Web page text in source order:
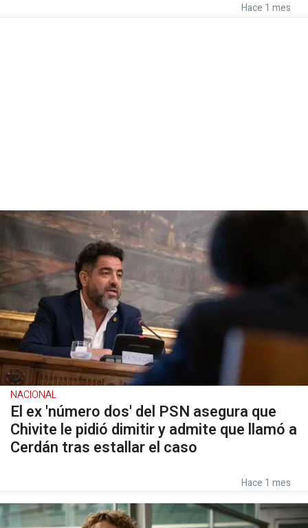
Hace 1 mes
NACIONAL
El ex 'número dos' del PSN asegura que
Chivite le pidió dimitir y admite que llamó a
Cerdán tras estallar el caso
Hace 1 mes